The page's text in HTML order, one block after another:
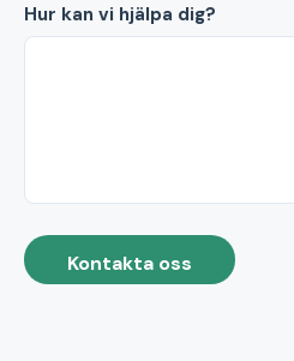
Hur kan vi hjälpa dig?
Kontakta oss